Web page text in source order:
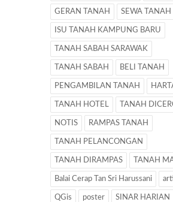
GERAN TANAH SEWA TANAH
ISU TANAH KAMPUNG BARU
TANAH SABAH SARAWAK
TANAH SABAH BELI TANAH
PENGAMBILAN TANAH
TANAH HOTEL TANAH
NOTIS RAMPAS TANAH
TANAH PELANCONGAN
TANAH DIRAMPAS TANAH
Balai Cerap Tan Sri Harussani
QGis poster SINAR HARIAN